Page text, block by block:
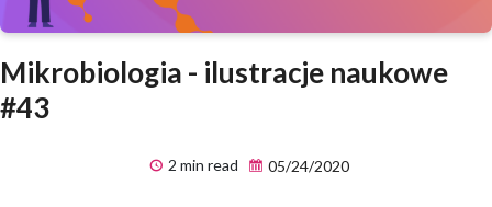
Mikrobiologia - ilustracje naukowe
#43
2 min read 05/24/2020